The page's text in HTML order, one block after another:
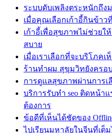
ระบบดับเพลิงตระหนักถึง
เมื่อคุณเลือกเก้าอี้กินข้า
เก้าอี้เพื่อสุขภาพไม่ช่วยใ
สบาย
เมื่อเราเลือกที่จะบริโภคเ
ร้านทำผม สุขุมวิทยังครอ
การดูแลสุขภาพผ่านการ
บริการรับทำ seo ติดหน้
ต้องการ
ข้อดีที่เห็นได้ชัดของ
ไปเรียนมหาลัยในจีนที่เต็